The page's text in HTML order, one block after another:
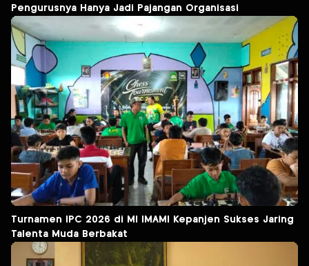
Pengurusnya Hanya Jadi Pajangan Organisasi
Turnamen IPC 2026 di MI IMAMI Kepanjen Sukses Jaring
Talenta Muda Berbakat